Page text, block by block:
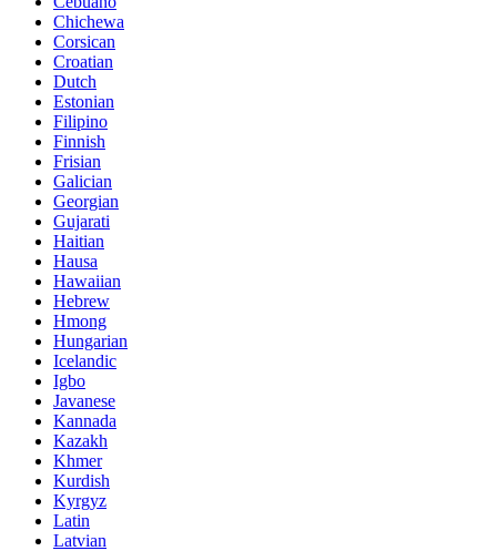
Chichewa
Corsican
Croatian
Dutch
Estonian
Filipino
Finnish
Frisian
Galician
Georgian
Gujarati
Haitian
Hausa
Hawaiian
Hebrew
Hmong
Hungarian
Icelandic
Igbo
Javanese
Kannada
Kazakh
Khmer
Kurdish
Kyrgyz
Latin
Latvian